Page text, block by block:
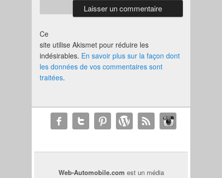
Ce
site utilise Akismet pour réduire les
indésirables. En savoir plus sur la façon dont
les données de vos commentaires sont
traitées.
Web-Automobile.com est un média